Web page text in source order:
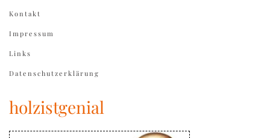
Kontakt
Impressum
Links
Datenschutzerklärung
holzistgenial